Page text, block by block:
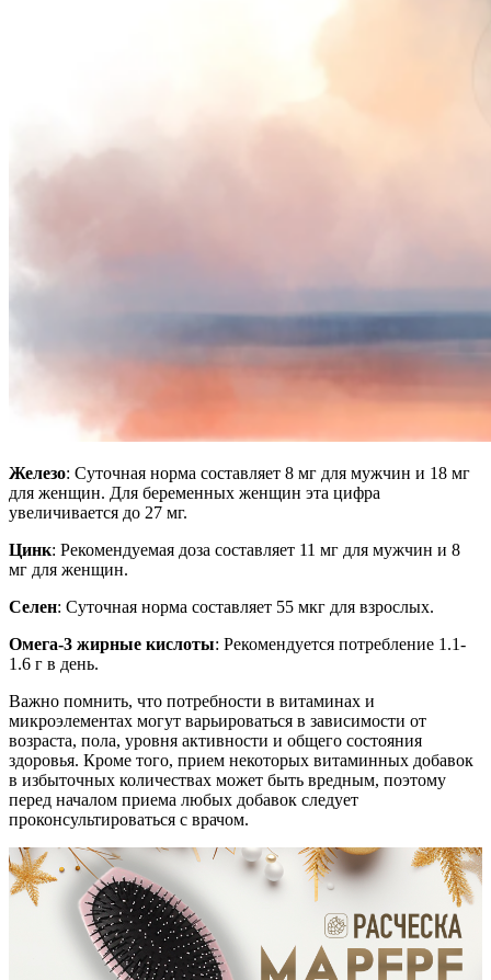
Железо: Суточная норма составляет 8 мг для мужчин и 18 мг
для женщин. Для беременных женщин эта цифра
увеличивается до 27 мг.
Цинк: Рекомендуемая доза составляет 11 мг для мужчин и 8
мг для женщин.
Селен: Суточная норма составляет 55 мкг для взрослых.
Омега-3 жирные кислоты: Рекомендуется потребление 1.1-
1.6 г в день.
Важно помнить, что потребности в витаминах и
микроэлементах могут варьироваться в зависимости от
возраста, пола, уровня активности и общего состояния
здоровья. Кроме того, прием некоторых витаминных добавок
в избыточных количествах может быть вредным, поэтому
перед началом приема любых добавок следует
проконсультироваться с врачом.